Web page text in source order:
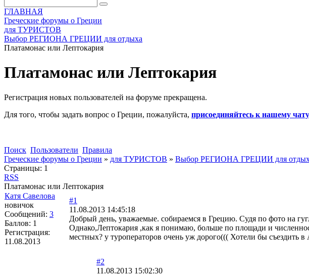
ГЛАВНАЯ
Греческие форумы о Греции
для ТУРИСТОВ
Выбор РЕГИОНА ГРЕЦИИ для отдыха
Платамонас или Лептокария
Платамонас или Лептокария
Регистрация новых пользователей на форуме прекращена.
Для того, чтобы задать вопрос о Греции, пожалуйста, присоединяйтесь к нашему
Поиск Пользователи Правила
Греческие форумы о Греции » для ТУРИСТОВ » Выбор РЕГИОНА ГРЕЦИИ для
Страницы: 1
RSS
Платамонас или Лептокария
Катя Савелова
новичок
Сообщений: 3
Баллов: 1
Регистрация:
11.08.2013
#1
11.08.2013 14:45:18
Добрый день, уважаемые. собираемся в Грецию. Судя по фото на
Однако,Лептокария ,как я понимаю, больше по площади и
местных? у туроператоров очень уж дорого((( Хотели бы
#2
11.08.2013 15:02:30